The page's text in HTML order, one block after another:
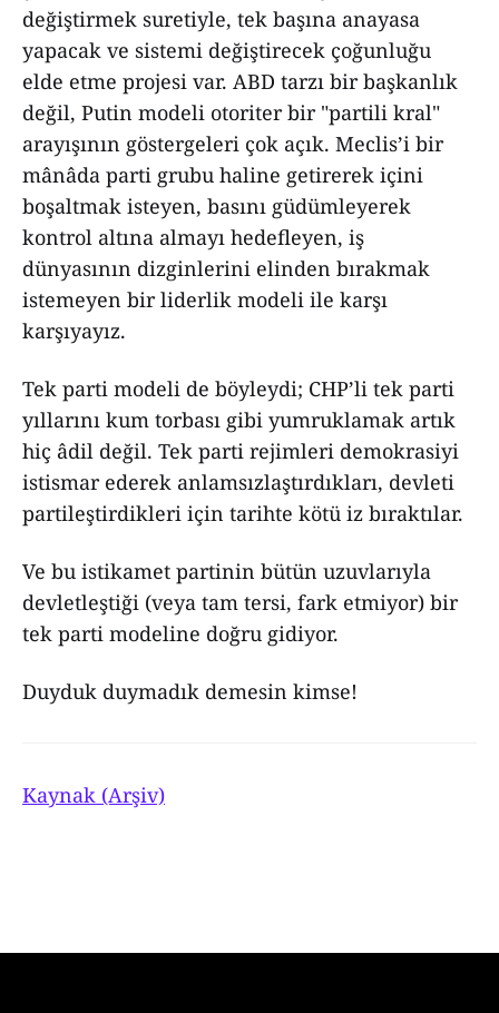
değiştirmek suretiyle, tek başına anayasa
yapacak ve sistemi değiştirecek çoğunluğu
elde etme projesi var. ABD tarzı bir başkanlık
değil, Putin modeli otoriter bir "partili kral"
arayışının göstergeleri çok açık. Meclis’i bir
mânâda parti grubu haline getirerek içini
boşaltmak isteyen, basını güdümleyerek
kontrol altına almayı hedefleyen, iş
dünyasının dizginlerini elinden bırakmak
istemeyen bir liderlik modeli ile karşı
karşıyayız.
Tek parti modeli de böyleydi; CHP’li tek parti
yıllarını kum torbası gibi yumruklamak artık
hiç âdil değil. Tek parti rejimleri demokrasiyi
istismar ederek anlamsızlaştırdıkları, devleti
partileştirdikleri için tarihte kötü iz bıraktılar.
Ve bu istikamet partinin bütün uzuvlarıyla
devletleştiği (veya tam tersi, fark etmiyor) bir
tek parti modeline doğru gidiyor.
Duyduk duymadık demesin kimse!
Kaynak (Arşiv)